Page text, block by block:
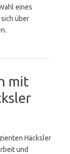
eines
über
mit
Häcksler
und